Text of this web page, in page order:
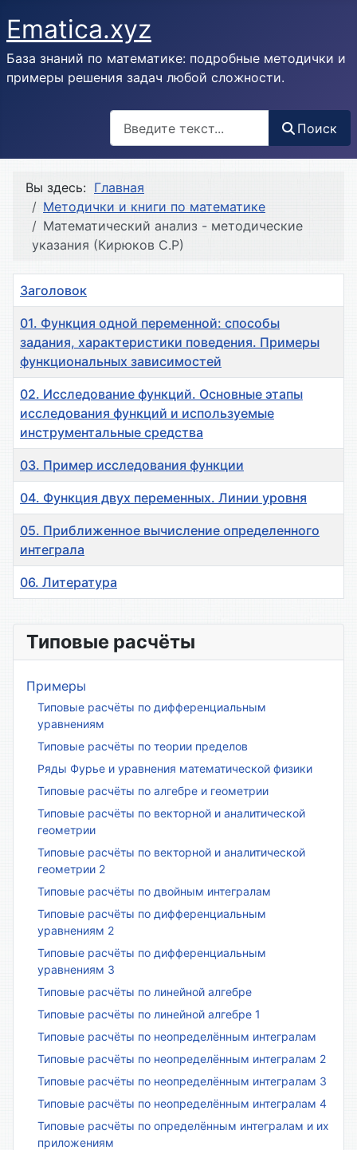
Ematica.xyz
База знаний по математике: подробные методички и
примеры решения задач любой сложности.
Поиск
Вы здесь: Главная
Методички и книги по математике
Математический анализ - методические
указания (Кирюков С.Р)
Заголовок
01. Функция одной переменной: способы
задания, характеристики поведения. Примеры
функциональных зависимостей
02. Исследование функций. Основные этапы
исследования функций и используемые
инструментальные средства
03. Пример исследования функции
04. Функция двух переменных. Линии уровня
05. Приближенное вычисление определенного
интеграла
06. Литература
Типовые расчёты
Примеры
Типовые расчёты по дифференциальным
уравнениям
Типовые расчёты по теории пределов
Ряды Фурье и уравнения математической физики
Типовые расчёты по алгебре и геометрии
Типовые расчёты по векторной и аналитической
геометрии
Типовые расчёты по векторной и аналитической
геометрии 2
Типовые расчёты по двойным интегралам
Типовые расчёты по дифференциальным
уравнениям 2
Типовые расчёты по дифференциальным
уравнениям 3
Типовые расчёты по линейной алгебре
Типовые расчёты по линейной алгебре 1
Типовые расчёты по неопределённым интегралам
Типовые расчёты по неопределённым интегралам 2
Типовые расчёты по неопределённым интегралам 3
Типовые расчёты по неопределённым интегралам 4
Типовые расчёты по определённым интегралам и их
приложениям